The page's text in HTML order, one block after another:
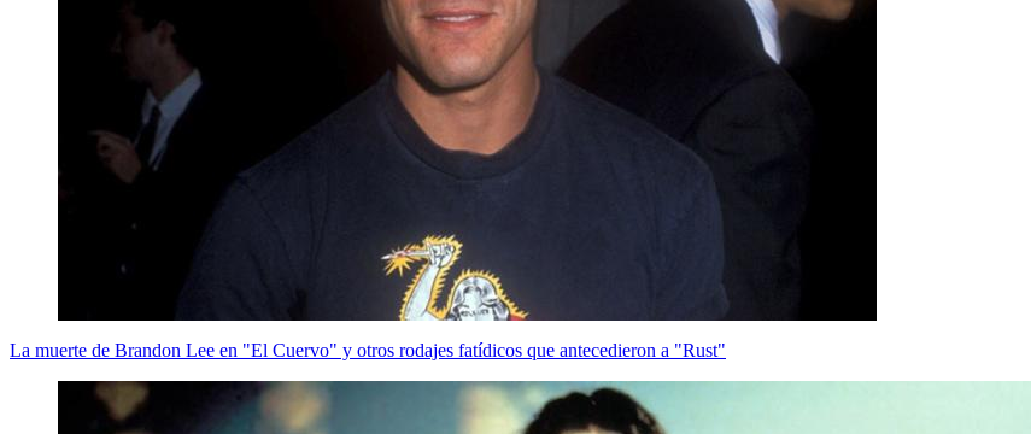
La muerte de Brandon Lee en "El Cuervo" y otros rodajes fatídicos que antecedieron a "Rust"